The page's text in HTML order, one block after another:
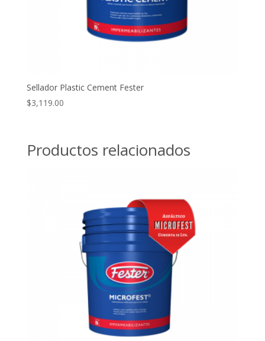
Sellador Plastic Cement Fester
$3,119.00
Productos relacionados